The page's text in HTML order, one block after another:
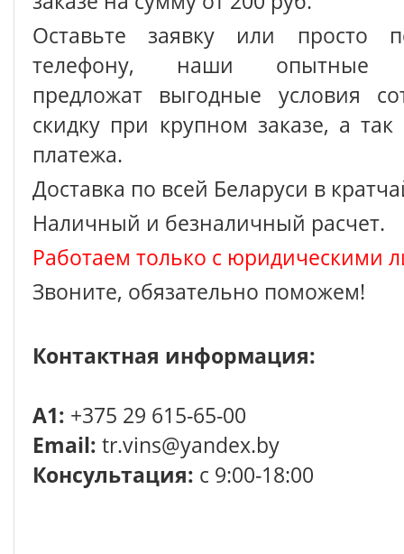
Оставьте заявку или просто
телефону, наши опытные
предложат выгодные условия
скидку при крупном заказе, а так
платежа.
Доставка по всей Беларуси в
Наличный и безналичный расчет.
Работаем только с юридическими
Звоните, обязательно поможем!
Контактная информация:
A1: +375 29 615-65-00
Email: tr.vins@yandex.by
Консультация: с 9:00-18:00